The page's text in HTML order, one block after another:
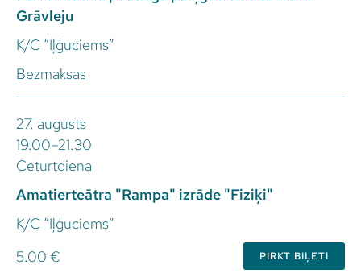
Grāvleju
K/C “Iļģuciems”
Bezmaksas
27. augusts
19.00–21.30
Ceturtdiena
Amatierteātra "Rampa" izrāde "Fiziķi"
K/C “Iļģuciems”
5.00 €
PIRKT BIĻETI